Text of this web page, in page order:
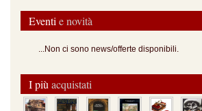
Eventie novità
...Non ci sono news/offerte disponibili.
I piùacquistati